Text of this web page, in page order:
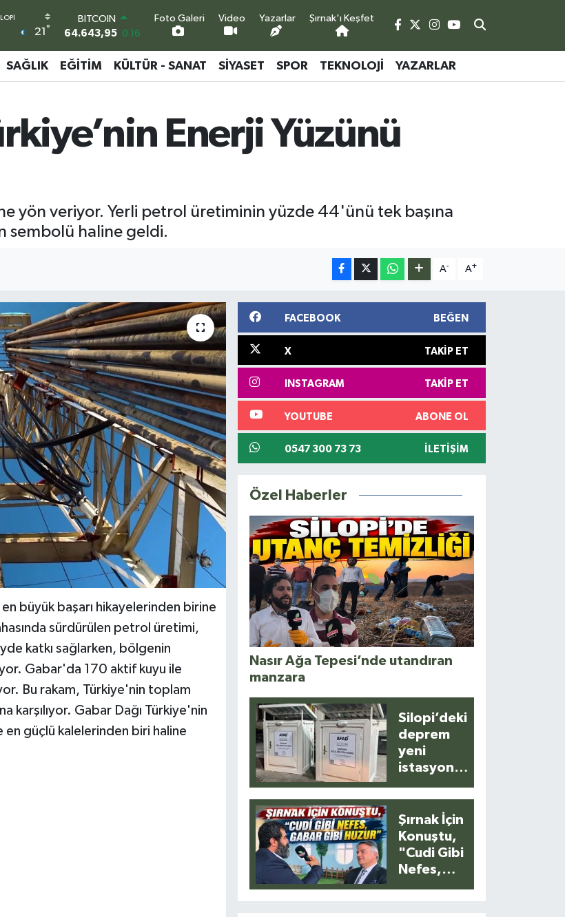
21 °
DOLAR
47,6006 0.06
55,0250
0.02
6500.87
0.12
BİST100
13.799
70
Foto Galeri Video Yazarlar Şırnak'ı Keşfet
SAĞLIK EĞITIM KÜLTÜR - SANAT SIYASET SPOR TEKNOLOJI YAZARLAR
Enerji Yüzünü
yön veriyor. Yerli petrol üretiminin yüzde 44'ünü tek başına
sembolü haline geldi.
A- A+
büyük başarı hikayelerinden birine
sürdürülen petrol üretimi,
katkı sağlarken, bölgenin
Gabar'da 170 aktif kuyu ile
Bu rakam, Türkiye'nin toplam
karşılıyor. Gabar Dağı Türkiye'nin
en güçlü kalelerinden biri haline
FACEBOOK BEĞEN
X TAKIP ET
INSTAGRAM TAKIP ET
YOUTUBE ABONE OL
0547 300 73 73 İLETIŞIM
Özel Haberler
Nasır Ağa Tepesi’nde utandıran
manzara
Silopi’deki
deprem
yeni
istasyonla
kaydedildi
Şırnak İçin
Konuştu,
"Cudi Gibi
Nefes,